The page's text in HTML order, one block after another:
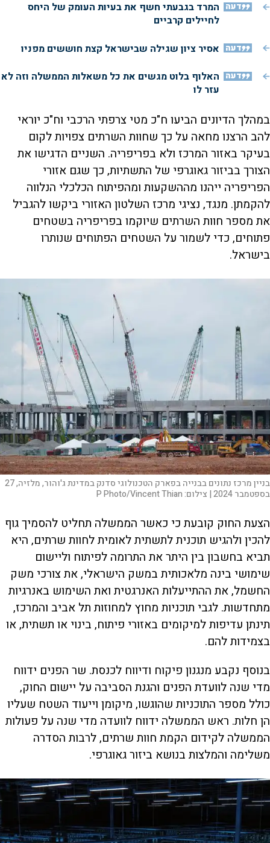
דעה המרד בגבעתי חשף את בעיות העומק של היחס
לחיילים קרביים
דעה אסיר ציון שגילה שבישראל קצת חוששים מפניו
דעה האלוף בלוט מגשים את כל משאלות הממשלה וזה לא
עזר לו
במהלך הדיונים הביעו ח"כ מטי צרפתי הרכבי וח"כ יוראי
להב הרצנו מחאה על כך שחוות השרתים צפויות לקום
בעיקר באזור המרכז ולא בפריפריה. השניים הדגישו את
הצורך בביזור גאוגרפי של התשתיות, כך שגם אזורי
הפריפריה ייהנו מההשקעות ומהפיתוח הכלכלי הנלווה
להקמתן. מנגד, נציגי מרכז השלטון האזורי ביקשו להגביל
את מספר חוות השרתים שיוקמו בפריפריה בשטחים
פתוחים, כדי לשמור על השטחים הפתוחים שנותרו
בישראל.
בניין מרכז נתונים בבנייה בפארק הטכנולוגי סדנק במדינת ג'והור, מלזיה, 27
בספטמבר 2024 |
צילום:P Photo/Vincent Thian
הצעת החוק קובעת כי כאשר הממשלה תחליט להסמיך גוף
להכין ולהגיש תוכנית לתשתית לאומית לחוות שרתים, היא
תביא בחשבון בין היתר את התרומה לפיתוח וליישום
שימושי בינה מלאכותית במשק הישראלי, את צורכי משק
החשמל, את ההתייעלות האנרגטית ואת השימוש באנרגיות
מתחדשות. לגבי תוכניות מחוץ למחוזות תל אביב והמרכז,
תינתן עדיפות למיקומים באזורי פיתוח, בינוי או תשתית, או
בצמידות להם.
בנוסף נקבע מנגנון פיקוח ודיווח לכנסת. שר הפנים ידווח
מדי שנה לוועדת הפנים והגנת הסביבה על יישום החוק,
כולל מספר התוכניות שהוגשו, מיקומן וייעוד השטח שעליו
הן חלות. ראש הממשלה ידווח לוועדה מדי שנה על פעולות
הממשלה לקידום הקמת חוות שרתים, לרבות הסדרה
משלימה והמלצות בנושא ביזור גאוגרפי.